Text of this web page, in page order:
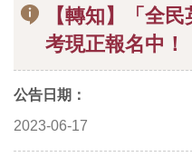
【轉知】「全
考現正報名中！
公告日期：
2023-06-17